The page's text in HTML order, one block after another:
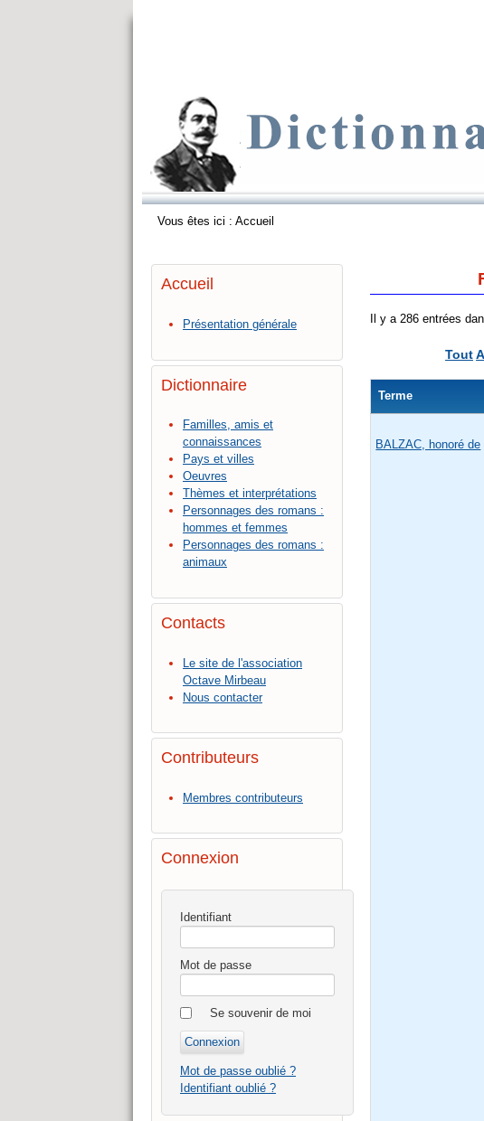
Vous êtes ici : Accueil
Accueil
Présentation générale
Dictionnaire
Familles, amis et
connaissances
Pays et villes
Oeuvres
Thèmes et interprétations
Personnages des romans :
hommes et femmes
Personnages des romans :
animaux
Contacts
Le site de l'association
Octave Mirbeau
Nous contacter
Contributeurs
Membres contributeurs
Connexion
Identifiant
Mot de passe
Se souvenir de moi
Mot de passe oublié ?
Identifiant oublié ?
Il y a 286 entrées
ToutA
Terme
BALZAC, honoré de